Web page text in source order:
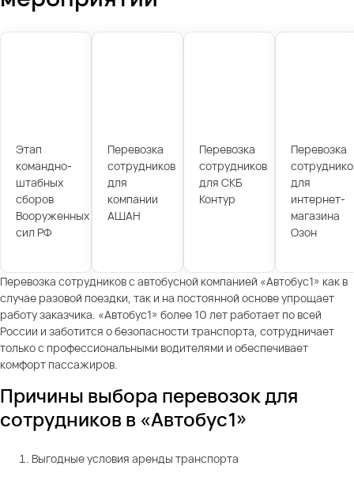
Этап
командно-
штабных
сборов
Вооруженных
сил РФ
Перевозка
сотрудников
для
компании
АШАН
Перевозка
сотрудников
для СКБ
Контур
Перевозка
для
интернет-
магазина
Озон
Перевозка сотрудников с автобусной компанией «Автобус1» как в
случае разовой поездки, так и на постоянной основе упрощает
работу заказчика. «Автобус1» более 10 лет работает по всей
России и заботится о безопасности транспорта, сотрудничает
только с профессиональными водителями и обеспечивает
комфорт пассажиров.
Причины выбора перевозок для
сотрудников в «Автобус1»
Выгодные условия аренды транспорта